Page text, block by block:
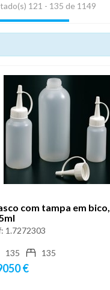
121 - 135 de 1149
com tampa em bico,
1.7272303
135 135
€